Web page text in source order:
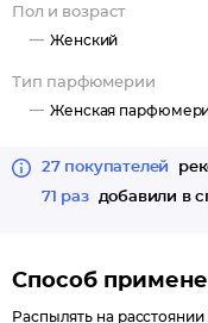
Пол и возраст
Женский
Тип парфюмерии
Женская
27 покупателей
71 раз
добавили в
Способ
Распылять на расстоянии